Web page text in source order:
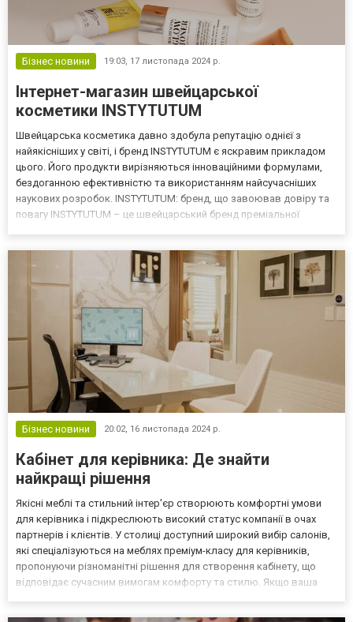
Бізнес новини 19:03, 17 листопада 2024 р.
Інтернет-магазин швейцарської
косметики INSTYTUTUM
Швейцарська косметика давно здобула репутацію однієї з
найякісніших у світі, і бренд INSTYTUTUM є яскравим прикладом
цього. Його продукти вирізняються інноваційними формулами,
бездоганною ефективністю та використанням найсучасніших
наукових розробок. INSTYTUTUM: бренд, що завоював довіру та
повагу INSTYTUTUM – це швейцарський бренд преміальної
Бізнес новини 20:02, 16 листопада 2024 р.
Кабінет для керівника: Де знайти
найкращі рішення
Якісні меблі та стильний інтер'єр створюють комфортні умови
для керівника і підкреслюють високий статус компанії в очах
партнерів і клієнтів. У столиці доступний широкий вибір салонів,
які спеціалізуються на меблях преміум-класу для керівників,
пропонуючи різноманітні рішення для створення кабінету, що
відповідає сучасним вимогам комфорту та стилю. Якщо ваша